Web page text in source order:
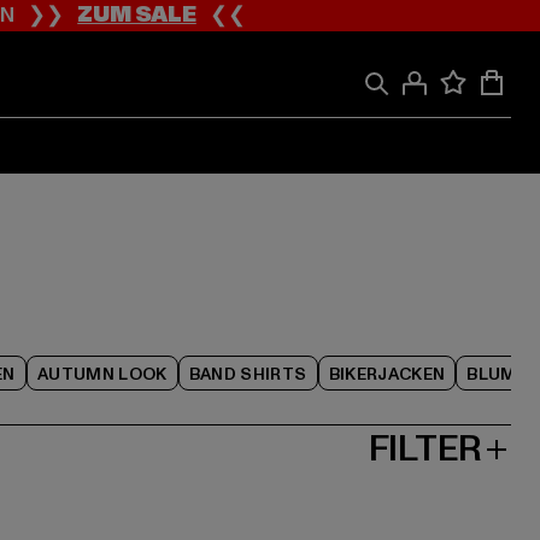
❯❯ZUM SALE❮❮
AUTUMN LOOK BAND SHIRTS BIKERJACKEN
FILTER